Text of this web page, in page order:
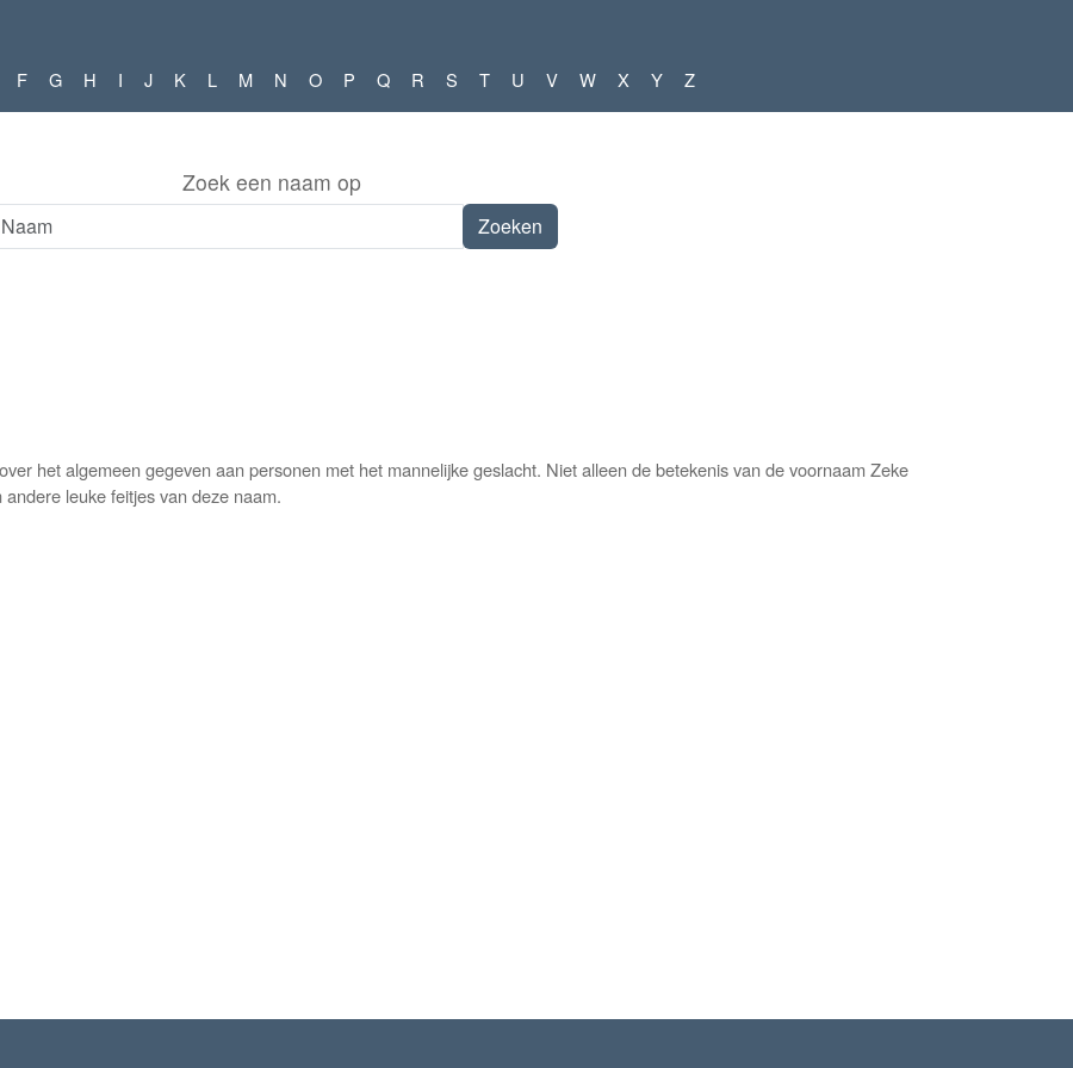
F G H I J K L M N O P Q R S T U V W X Y Z
Zoek een naam op
het algemeen gegeven aan personen met het mannelijke geslacht. Niet alleen de betekenis van de voornaam Zeke
leuke feitjes van deze naam.